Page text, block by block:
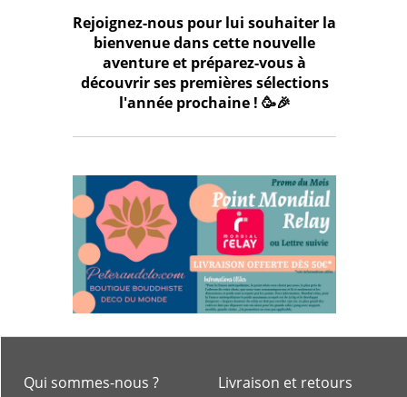
Rejoignez-nous pour lui souhaiter la
bienvenue dans cette nouvelle
aventure et préparez-vous à
découvrir ses premières sélections
l'année prochaine ! 🥳🎉
Livraison et retours
Qui sommes-nous ?